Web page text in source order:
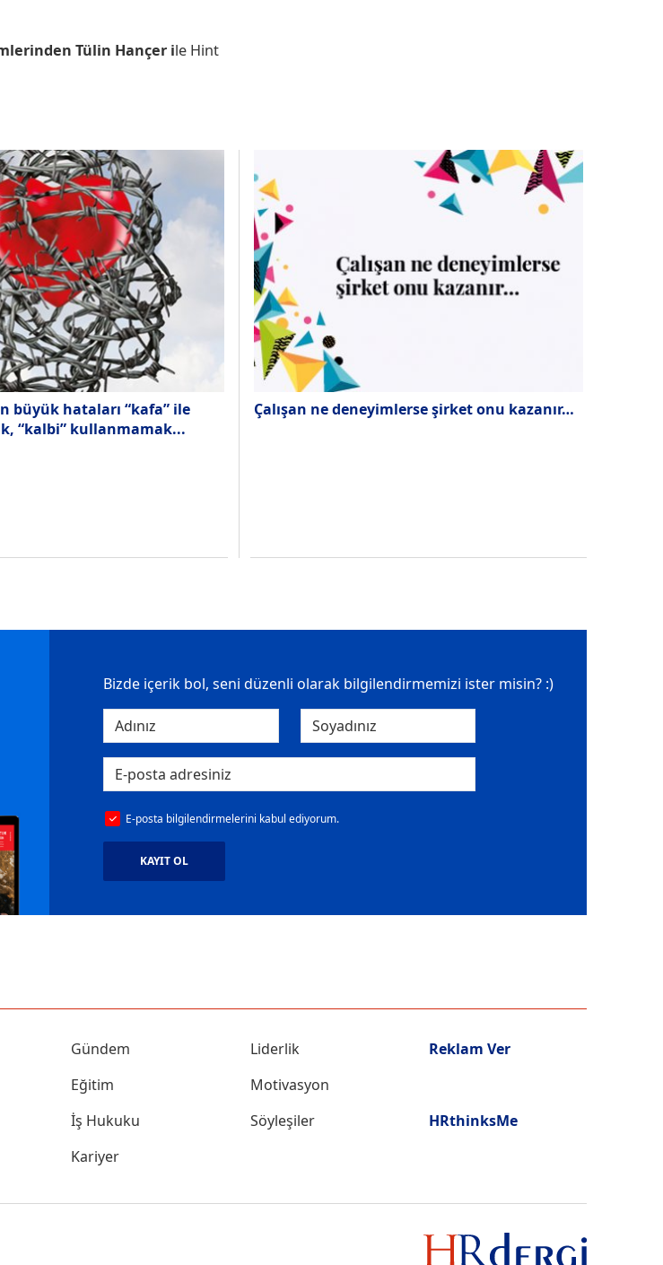
Tülin Hançer ile Hint
büyük hataları “kafa” ile
“kalbi” kullanmamak...
Çalışan ne deneyimlerse şirket onu kazanır…
Bizde içerik bol, seni düzenli olarak bilgilendirmemizi ister misin? :)
E-posta bilgilendirmelerini kabul ediyorum.
KAYIT OL
Gündem
Eğitim
İş Hukuku
Kariyer
Liderlik
Motivasyon
Söyleşiler
Reklam Ver
HRthinksMe